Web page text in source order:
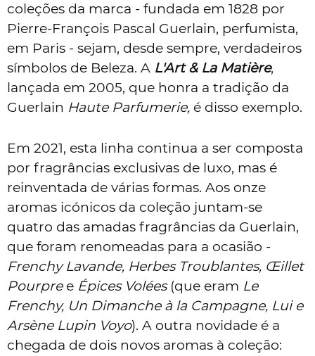
coleções da marca - fundada em 1828 por
Pierre-François Pascal Guerlain, perfumista,
em Paris - sejam, desde sempre, verdadeiros
símbolos de Beleza. A L'Art & La Matière,
lançada em 2005, que honra a tradição da
Guerlain Haute Parfumerie, é disso exemplo.
Em 2021, esta linha continua a ser composta
por fragrâncias exclusivas de luxo, mas é
reinventada de várias formas. Aos onze
aromas icónicos da coleção juntam-se
quatro das amadas fragrâncias da Guerlain,
que foram renomeadas para a ocasião -
Frenchy Lavande, Herbes Troublantes, Œillet
Pourpre e Épices Volées(que eram Le
Frenchy, Un Dimanche à la Campagne, Lui e
Arsène Lupin Voyo). A outra novidade é a
chegada de dois novos aromas à coleção: